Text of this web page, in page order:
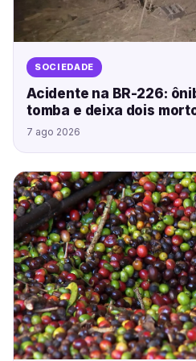
SOCIEDADE
Acidente na BR-226:
tomba e deixa dois
7 ago 2026